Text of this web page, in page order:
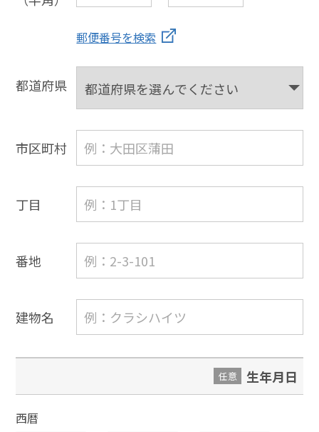
郵便番号を検索
都道府県
市区町村
丁目
番地
建物名
生年月日
任意
西暦